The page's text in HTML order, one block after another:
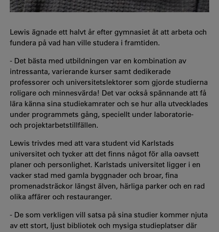
Lewis ägnade ett halvt år efter gymnasiet åt att arbeta och
fundera på vad han ville studera i framtiden.
- Det bästa med utbildningen var en kombination av
intressanta, varierande kurser samt dedikerade
professorer och universitetslektorer som gjorde studierna
roligare och minnesvärda! Det var också spännande att få
lära känna sina studiekamrater och se hur alla utvecklades
under programmets gång, speciellt under laboratorie-
och projektarbetstillfällen.
Lewis trivdes med att vara student vid Karlstads
universitet och tycker att det finns något för alla oavsett
planer och personlighet. Karlstads universitet ligger i en
vacker stad med gamla byggnader och broar, fina
promenadsträckor längst älven, härliga parker och en rad
olika affärer och restauranger.
- De som verkligen vill satsa på sina studier kommer njuta
av ett stort, ljust bibliotek och mysiga studieplatser där